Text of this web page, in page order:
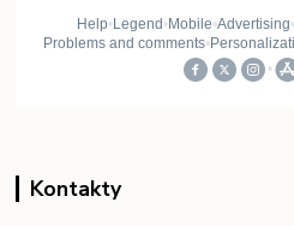
Kontakty